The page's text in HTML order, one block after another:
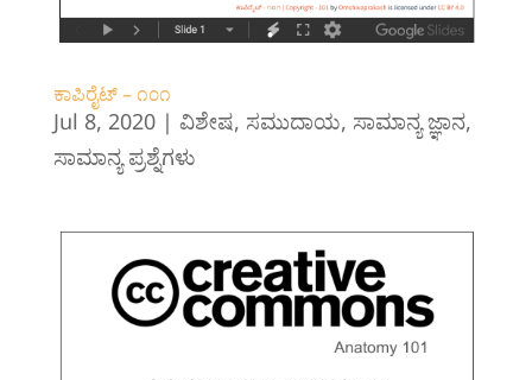
ಕಾಪಿರೈಟ್ – ೧೦೧
Jul 8, 2020| ವಿಶೇಷ, ಸಮುದಾಯ, ಸಾಮಾನ್ಯ ಜ್ಞಾನ,
ಸಾಮಾನ್ಯ ಪ್ರಶ್ನೆಗಳು